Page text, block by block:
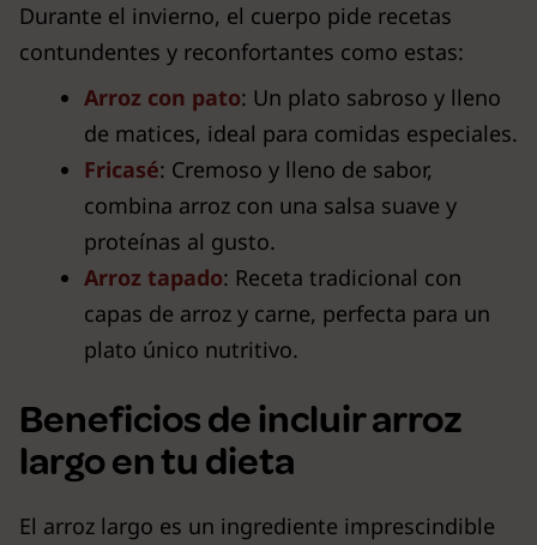
Durante el invierno, el cuerpo pide recetas
contundentes y reconfortantes como estas:
Arroz con pato: Un plato sabroso y lleno
de matices, ideal para comidas especiales.
Fricasé: Cremoso y lleno de sabor,
combina arroz con una salsa suave y
proteínas al gusto.
Arroz tapado: Receta tradicional con
capas de arroz y carne, perfecta para un
plato único nutritivo.
Beneficios de incluir arroz
largo en tu dieta
El arroz largo es un ingrediente imprescindible